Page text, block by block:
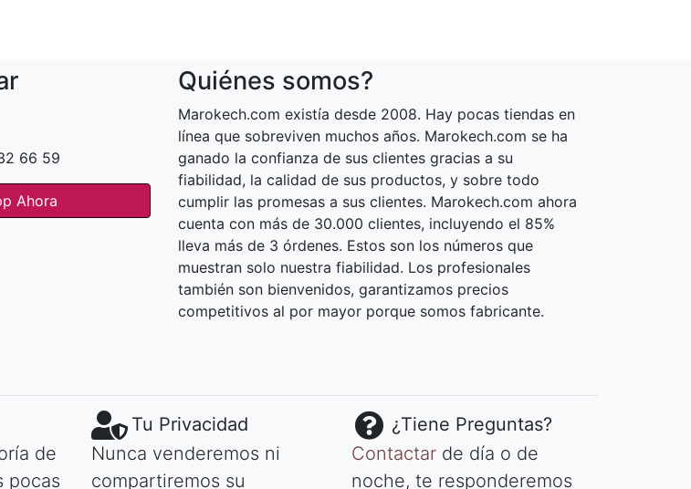
66 59
Ahora
Quiénes somos?
Marokech.com existía desde 2008. Hay pocas tiendas en
línea que sobreviven muchos años. Marokech.com se ha
ganado la confianza de sus clientes gracias a su
fiabilidad, la calidad de sus productos, y sobre todo
cumplir las promesas a sus clientes. Marokech.com ahora
cuenta con más de 30.000 clientes, incluyendo el 85%
lleva más de 3 órdenes. Estos son los números que
muestran solo nuestra fiabilidad. Los profesionales
también son bienvenidos, garantizamos precios
competitivos al por mayor porque somos fabricante.
de
pocas
Tu Privacidad
Nunca venderemos ni
compartiremos su
¿Tiene Preguntas?
Contactar de día o de
noche, te responderemos